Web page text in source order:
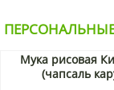
Мука рисовая
(чапсаль